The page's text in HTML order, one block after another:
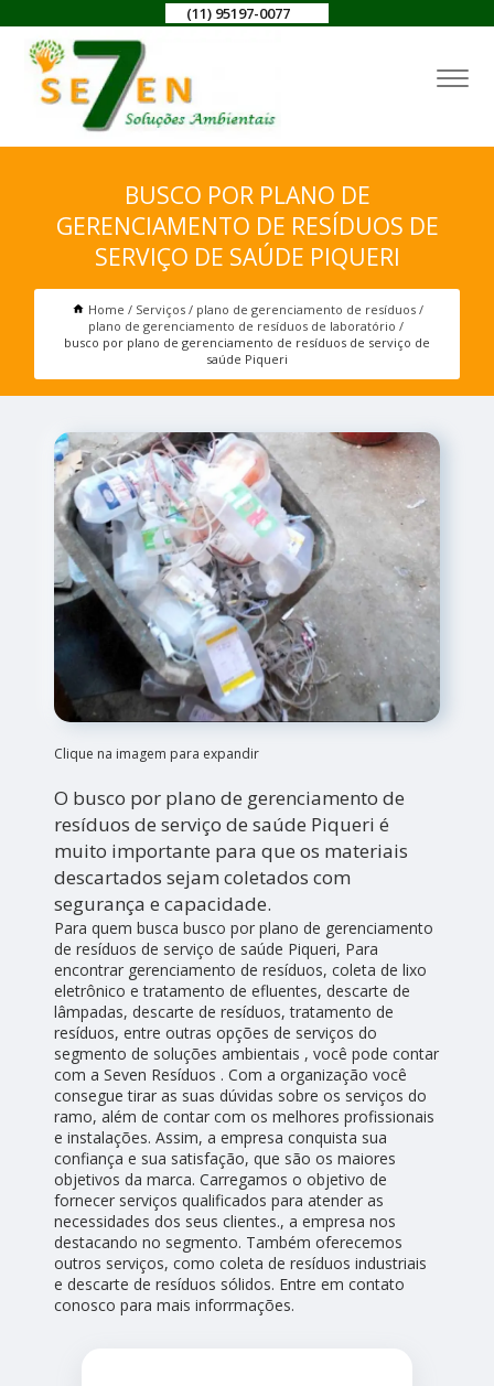
(11) 95197-0077
BUSCO POR PLANO DE
GERENCIAMENTO DE RESÍDUOS DE
SERVIÇO DE SAÚDE PIQUERI
Home Serviços
plano de gerenciamento de resíduos
plano de gerenciamento de resíduos de laboratório
busco por plano de gerenciamento de resíduos de serviço de
saúde Piqueri
Clique na imagem para expandir
O busco por plano de gerenciamento de
resíduos de serviço de saúde Piqueri é
muito importante para que os materiais
descartados sejam coletados com
segurança e capacidade.
Para quem busca busco por plano de gerenciamento
de resíduos de serviço de saúde Piqueri, Para
encontrar gerenciamento de resíduos, coleta de lixo
eletrônico e tratamento de efluentes, descarte de
lâmpadas, descarte de resíduos, tratamento de
resíduos, entre outras opções de serviços do
segmento de soluções ambientais , você pode contar
com a Seven Resíduos . Com a organização você
consegue tirar as suas dúvidas sobre os serviços do
ramo, além de contar com os melhores profissionais
e instalações. Assim, a empresa conquista sua
confiança e sua satisfação, que são os maiores
objetivos da marca. Carregamos o objetivo de
fornecer serviços qualificados para atender as
necessidades dos seus clientes., a empresa nos
destacando no segmento. Também oferecemos
outros serviços, como coleta de resíduos industriais
e descarte de resíduos sólidos. Entre em contato
conosco para mais inforrmações.